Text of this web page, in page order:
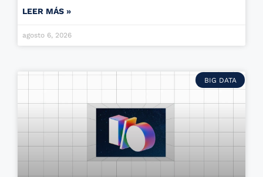
LEER MÁS »
agosto 6, 2026
BIG DATA